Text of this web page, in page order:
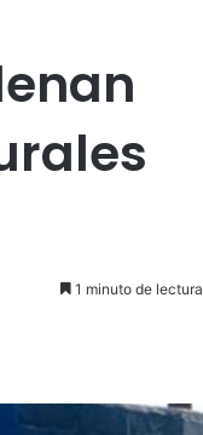
1 minuto de lectura